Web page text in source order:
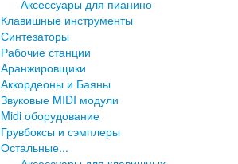
Аксессуары для пианино
Клавишные инструменты
Синтезаторы
Рабочие станции
Аранжировщики
Аккордеоны и Баяны
Звуковые MIDI модули
Midi оборудование
Грувбоксы и сэмплеры
Остальные...